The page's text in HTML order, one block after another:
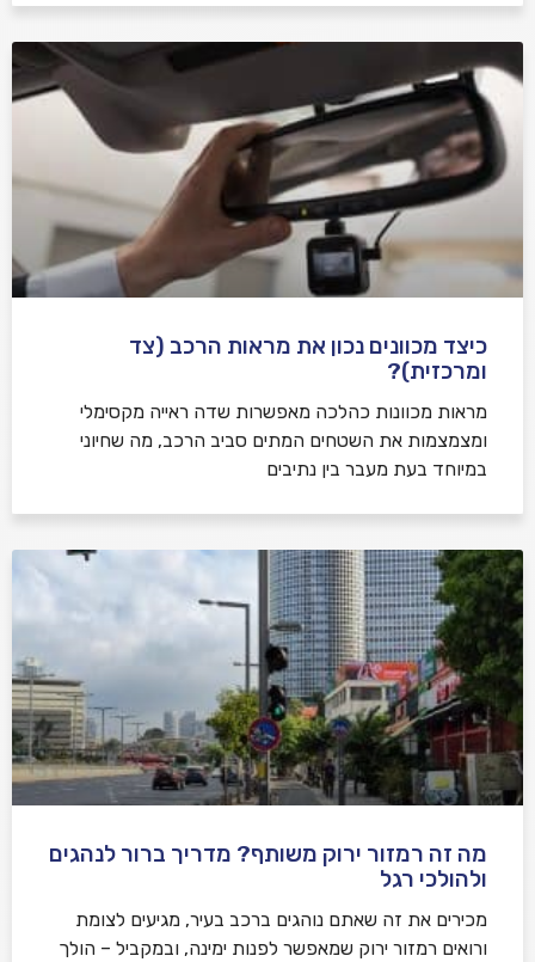
כיצד מכוונים נכון את מראות הרכב (צד
ומרכזית)?
מראות מכוונות כהלכה מאפשרות שדה ראייה מקסימלי
ומצמצמות את השטחים המתים סביב הרכב, מה שחיוני
במיוחד בעת מעבר בין נתיבים
מה זה רמזור ירוק משותף? מדריך ברור לנהגים
ולהולכי רגל
מכירים את זה שאתם נוהגים ברכב בעיר, מגיעים לצומת
ורואים רמזור ירוק שמאפשר לפנות ימינה, ובמקביל – הולך